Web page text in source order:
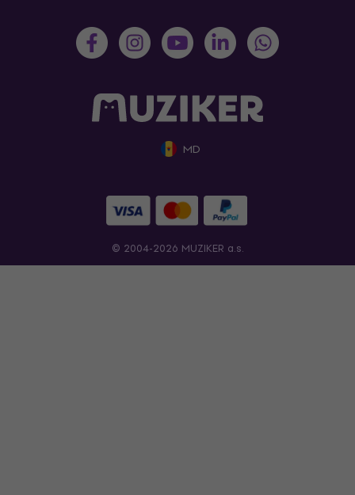
MD
© 2004-2026 MUZIKER a.s.